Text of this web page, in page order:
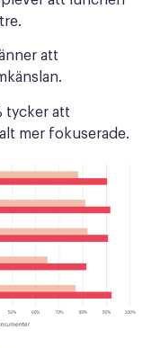
att
tycker att
mer fokuserade.